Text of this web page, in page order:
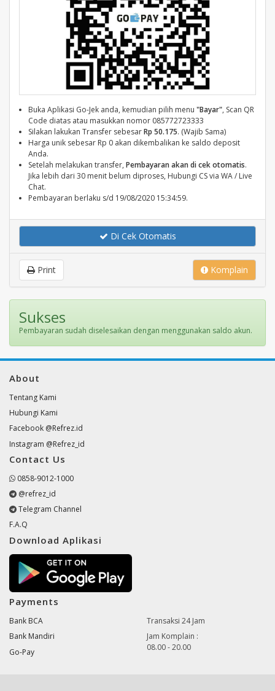
Buka Aplikasi Go-Jek anda, kemudian pilih menu "Bayar", Scan QR
Code diatas atau masukkan nomor 085772723333
Silakan lakukan Transfer sebesarRp 50.175. (Wajib Sama)
Harga unik sebesar Rp 0 akan dikembalikan ke saldo deposit
Anda.
Setelah melakukan transfer, Pembayaran akan di cek otomatis.
Jika lebih dari 30 menit belum diproses, Hubungi CS via WA / Live
Chat.
Pembayaran berlaku s/d 19/08/2020 15:34:59.
Di Cek Otomatis
Komplain
Print
Sukses
Pembayaran sudah diselesaikan dengan menggunakan saldo akun.
About
Tentang Kami
Hubungi Kami
Facebook @Refrez.id
Instagram @Refrez_id
Contact Us
0858-9012-1000
@refrez_id
Telegram Channel
F.A.Q
Download Aplikasi
Payments
Bank BCA
Bank Mandiri
Go-Pay
Transaksi 24 Jam
Jam Komplain :
08.00 - 20.00